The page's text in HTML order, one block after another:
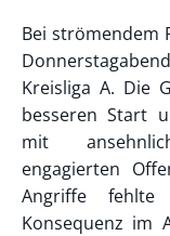
Bei strömendem
Kreisliga A. Die
besseren Start
mit
engagierten
Angriffe
Konsequenz im